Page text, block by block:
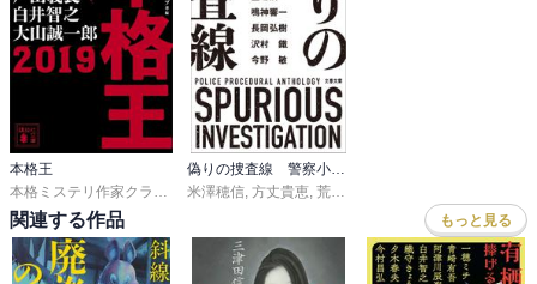
本格王
東川篤哉,白川尚史,笛吹太郎
米澤穂信 方丈貴恵 荒木あかね
関連する作品 もっと見る